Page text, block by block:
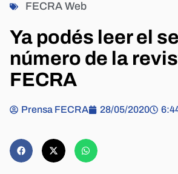
FECRA Web
Ya podés leer el
número de la
FECRA
Prensa FECRA 28/05/2020